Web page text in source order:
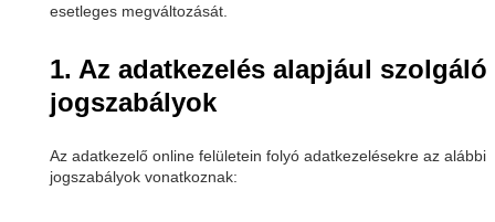
esetleges megváltozását.
1. Az adatkezelés alapjául szolgáló
jogszabályok
Az adatkezelő online felületein folyó adatkezelésekre az alábbi
jogszabályok vonatkoznak: